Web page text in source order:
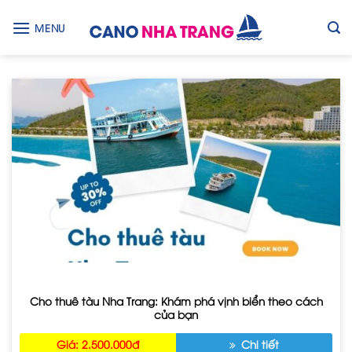
MENU
Cho thuê tàu Nha Trang: Khám phá vịnh biển theo cách
của bạn
Giá: 2.500.000đ Chi tiết